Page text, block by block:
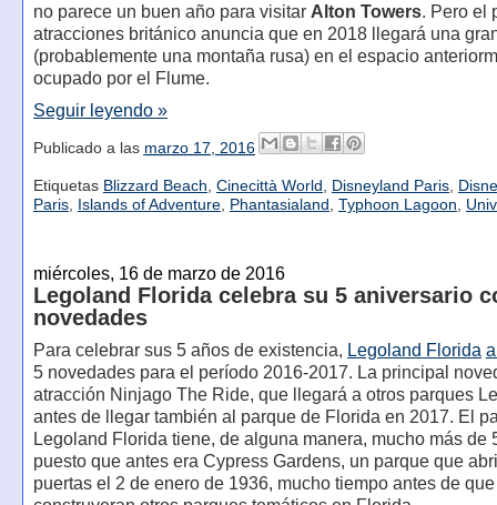
no parece un buen año para visitar Alton Towers. Pero el
atracciones británico anuncia que en 2018 llegará una
(probablemente una montaña rusa) en el espacio
ocupado por el Flume.
Seguir leyendo »
Publicado a las marzo 17, 2016
Etiquetas Blizzard Beach Cinecittà World Disneyland Paris,
Paris, Islands of Adventure, Phantasialand Typhoon Lagoon
miércoles, 16 de marzo de 2016
Legoland Florida celebra su 5 aniversario
novedades
Para celebrar sus 5 años de existencia, Legoland Florida
5 novedades para el período 2016-2017. La principal
atracción Ninjago The Ride, que llegará a otros parques
antes de llegar también al parque de Florida en 2017. El
Legoland Florida tiene, de alguna manera, mucho más de
puesto que antes era Cypress Gardens, un parque que
puertas el 2 de enero de 1936, mucho tiempo antes de